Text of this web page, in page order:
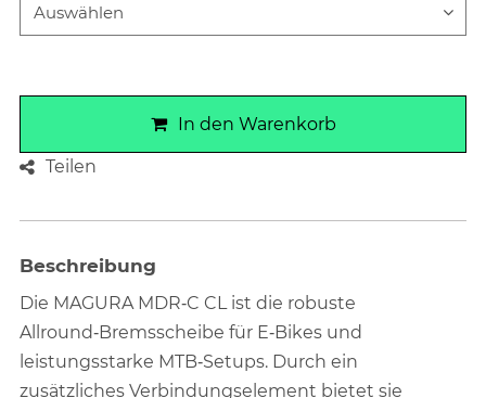
In den Warenkorb
Teilen
Beschreibung
Die MAGURA MDR‑C CL ist die robuste
Allround‑Bremsscheibe für E‑Bikes und
leistungsstarke MTB‑Setups. Durch ein
zusätzliches Verbindungselement bietet sie